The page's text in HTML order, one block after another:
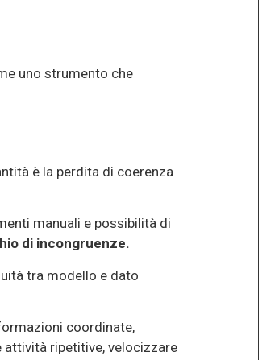
uno strumento che
è la perdita di coerenza
manuali e possibilità di
di incongruenze.
tra modello e dato
coordinate,
ripetitive, velocizzare